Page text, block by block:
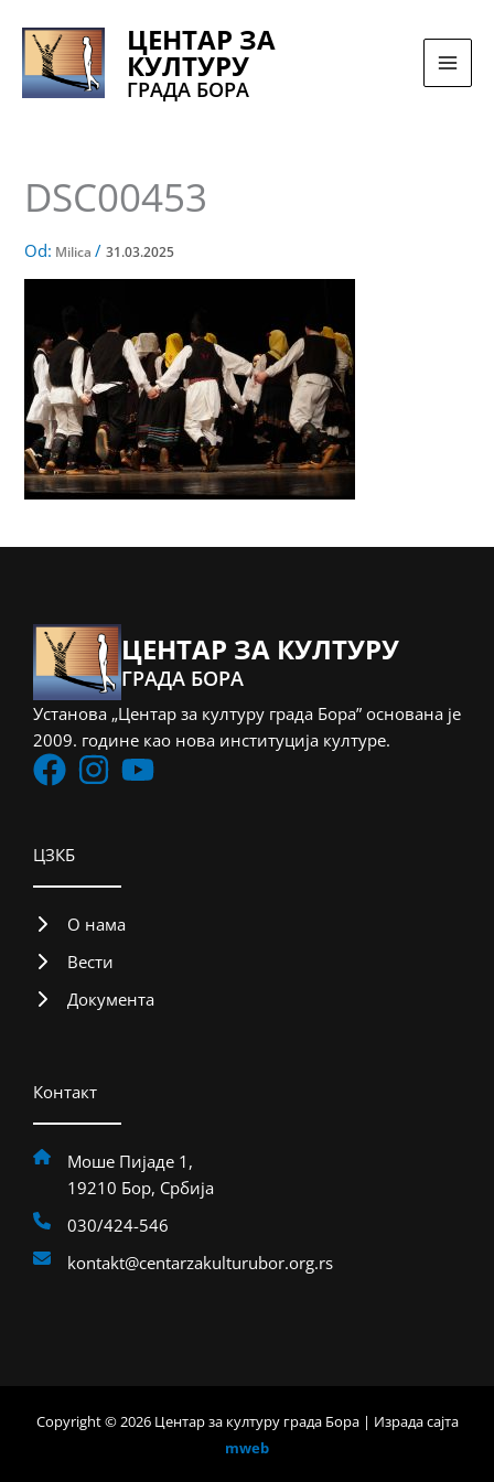
sadržaj
ЦЕНТАР ЗА
КУЛТУРУ
ГРАДА БОРА
DSC00453
Od: Milica/31.03.2025
ЦЕНТАР ЗА КУЛТУРУ
ГРАДА БОРА
Установа „Центар за културу града Бора” основана је
2009. године као нова институција културе.
ЦЗКБ
О нама
Вести
Документа
Контакт
Моше Пијаде 1,
19210 Бор, Србија
030/424-546
kontakt@centarzakulturubor.org.rs
Copyright © 2026 Центар за културу града Бора | Израда сајта
mweb